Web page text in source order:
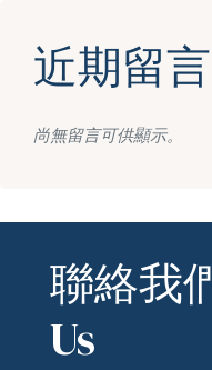
近期留言
尚無留言可供顯示。
聯絡我
Us